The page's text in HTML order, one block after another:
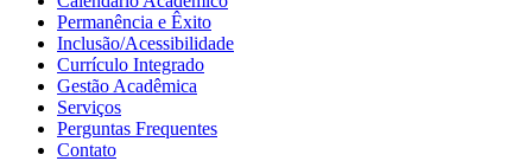
Permanência e Êxito
Inclusão/Acessibilidade
Currículo Integrado
Gestão Acadêmica
Serviços
Perguntas Frequentes
Contato